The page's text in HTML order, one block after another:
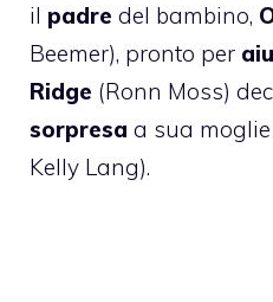
il padre del bambino,
Beemer), pronto per
Ridge (Ronn Moss)
sorpresa a sua moglie
Kelly Lang).